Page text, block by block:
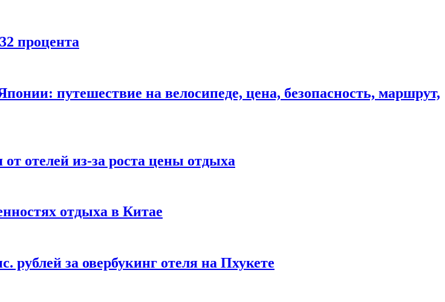
процента
путешествие на велосипеде, цена, безопасность, маршрут,
отелей из-за роста цены отдыха
отдыха в Китае
рублей за овербукинг отеля на Пхукете